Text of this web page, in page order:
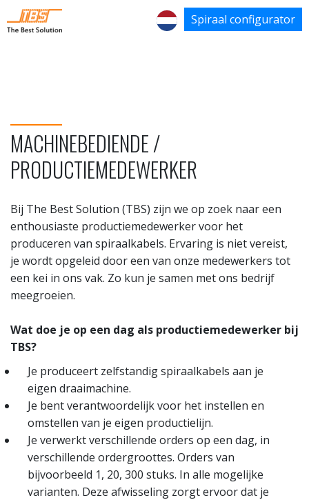
Spiraal configurator
MACHINEBEDIENDE /
PRODUCTIEMEDEWERKER
Bij The Best Solution (TBS) zijn we op zoek naar een
enthousiaste productiemedewerker voor het
produceren van spiraalkabels. Ervaring is niet vereist,
je wordt opgeleid door een van onze medewerkers tot
een kei in ons vak. Zo kun je samen met ons bedrijf
meegroeien.
Wat doe je op een dag als productiemedewerker bij
TBS?
Je produceert zelfstandig spiraalkabels aan je
eigen draaimachine.
Je bent verantwoordelijk voor het instellen en
omstellen van je eigen productielijn.
Je verwerkt verschillende orders op een dag, in
verschillende ordergroottes. Orders van
bijvoorbeeld 1, 20, 300 stuks. In alle mogelijke
varianten. Deze afwisseling zorgt ervoor dat je